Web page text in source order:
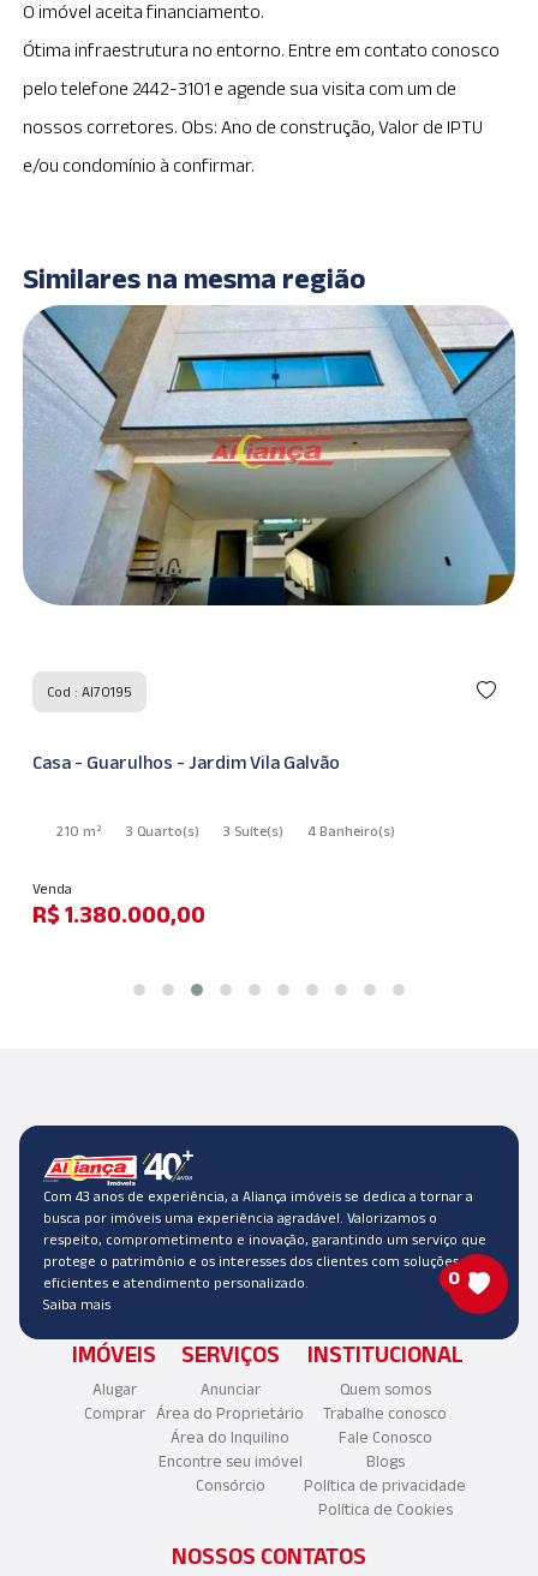
O imóvel aceita financiamento.
Ótima infraestrutura no entorno. Entre em contato conosco
pelo telefone 2442-3101 e agende sua visita com um de
nossos corretores. Obs: Ano de construção, Valor de IPTU
e/ou condomínio à confirmar.
Similares na mesma região
Cod : AI70195
Casa - Guarulhos - Jardim Vila Galvão
210 m² 3 Quarto(s) 3 Suíte(s) 4 Banheiro(s)
Venda
R$ 1.380.000,00
Com 43 anos de experiência, a Aliança imóveis se dedica a tornar a
busca por imóveis uma experiência agradável. Valorizamos o
respeito, comprometimento e inovação, garantindo um serviço que
protege o patrimônio e os interesses dos clientes com soluções
eficientes e atendimento personalizado.
Saiba mais
IMÓVEIS
Alugar
Comprar
SERVIÇOS
Anunciar
Área do Proprietário
Área do Inquilino
Encontre seu imóvel
Consórcio
INSTITUCIONAL
Quem somos
Trabalhe conosco
Fale Conosco
Blogs
Política de privacidade
Política de Cookies
NOSSOS CONTATOS
0